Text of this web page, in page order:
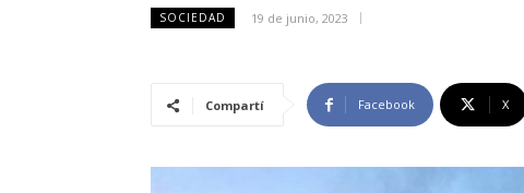
SOCIEDAD 19 de junio, 2023
Compartí Facebook X